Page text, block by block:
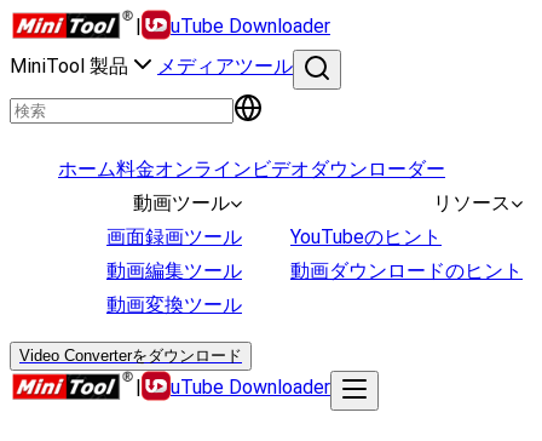
|
uTube Downloader
MiniTool 製品
メディアツール
ホーム料金オンラインビデオダウンローダー
動画ツール
画面録画ツール
動画編集ツール
動画変換ツール
リソース
YouTubeのヒント
動画ダウンロードのヒント
Video Converterをダウンロード
| uTube Downloader